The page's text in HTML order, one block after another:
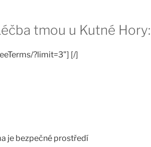
tmou u Kutné Hory:
?limit=3"] [/]
je bezpečné prostředí